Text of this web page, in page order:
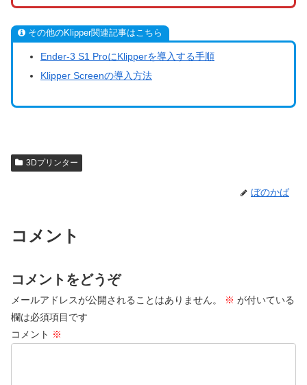
その他のKlipper関連記事はこちら
Ender-3 S1 ProにKlipperを導入する手順
Klipper Screenの導入方法
3Dプリンター
ぼのかば
コメント
コメントをどうぞ
メールアドレスが公開されることはありません。 ※ が付いている
欄は必須項目です
コメント ※